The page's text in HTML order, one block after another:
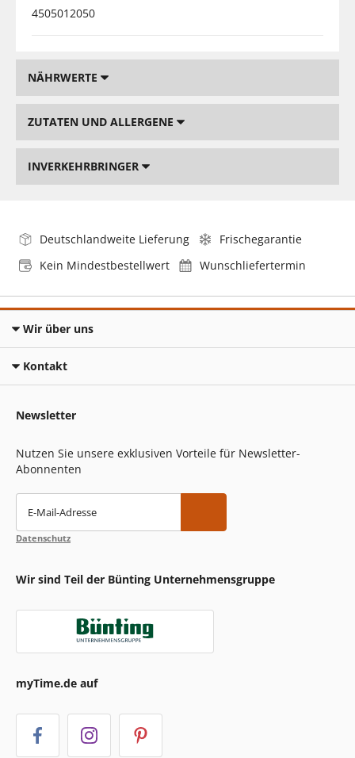
4505012050
NÄHRWERTE
ZUTATEN UND ALLERGENE
INVERKEHRBRINGER
Deutschlandweite Lieferung
Frischegarantie
Kein Mindestbestellwert
Wunschliefertermin
Wir über uns
Kontakt
Newsletter
Nutzen Sie unsere exklusiven Vorteile für Newsletter-
Abonnenten
E-Mail-Adresse
Datenschutz
Wir sind Teil der Bünting Unternehmensgruppe
myTime.de auf